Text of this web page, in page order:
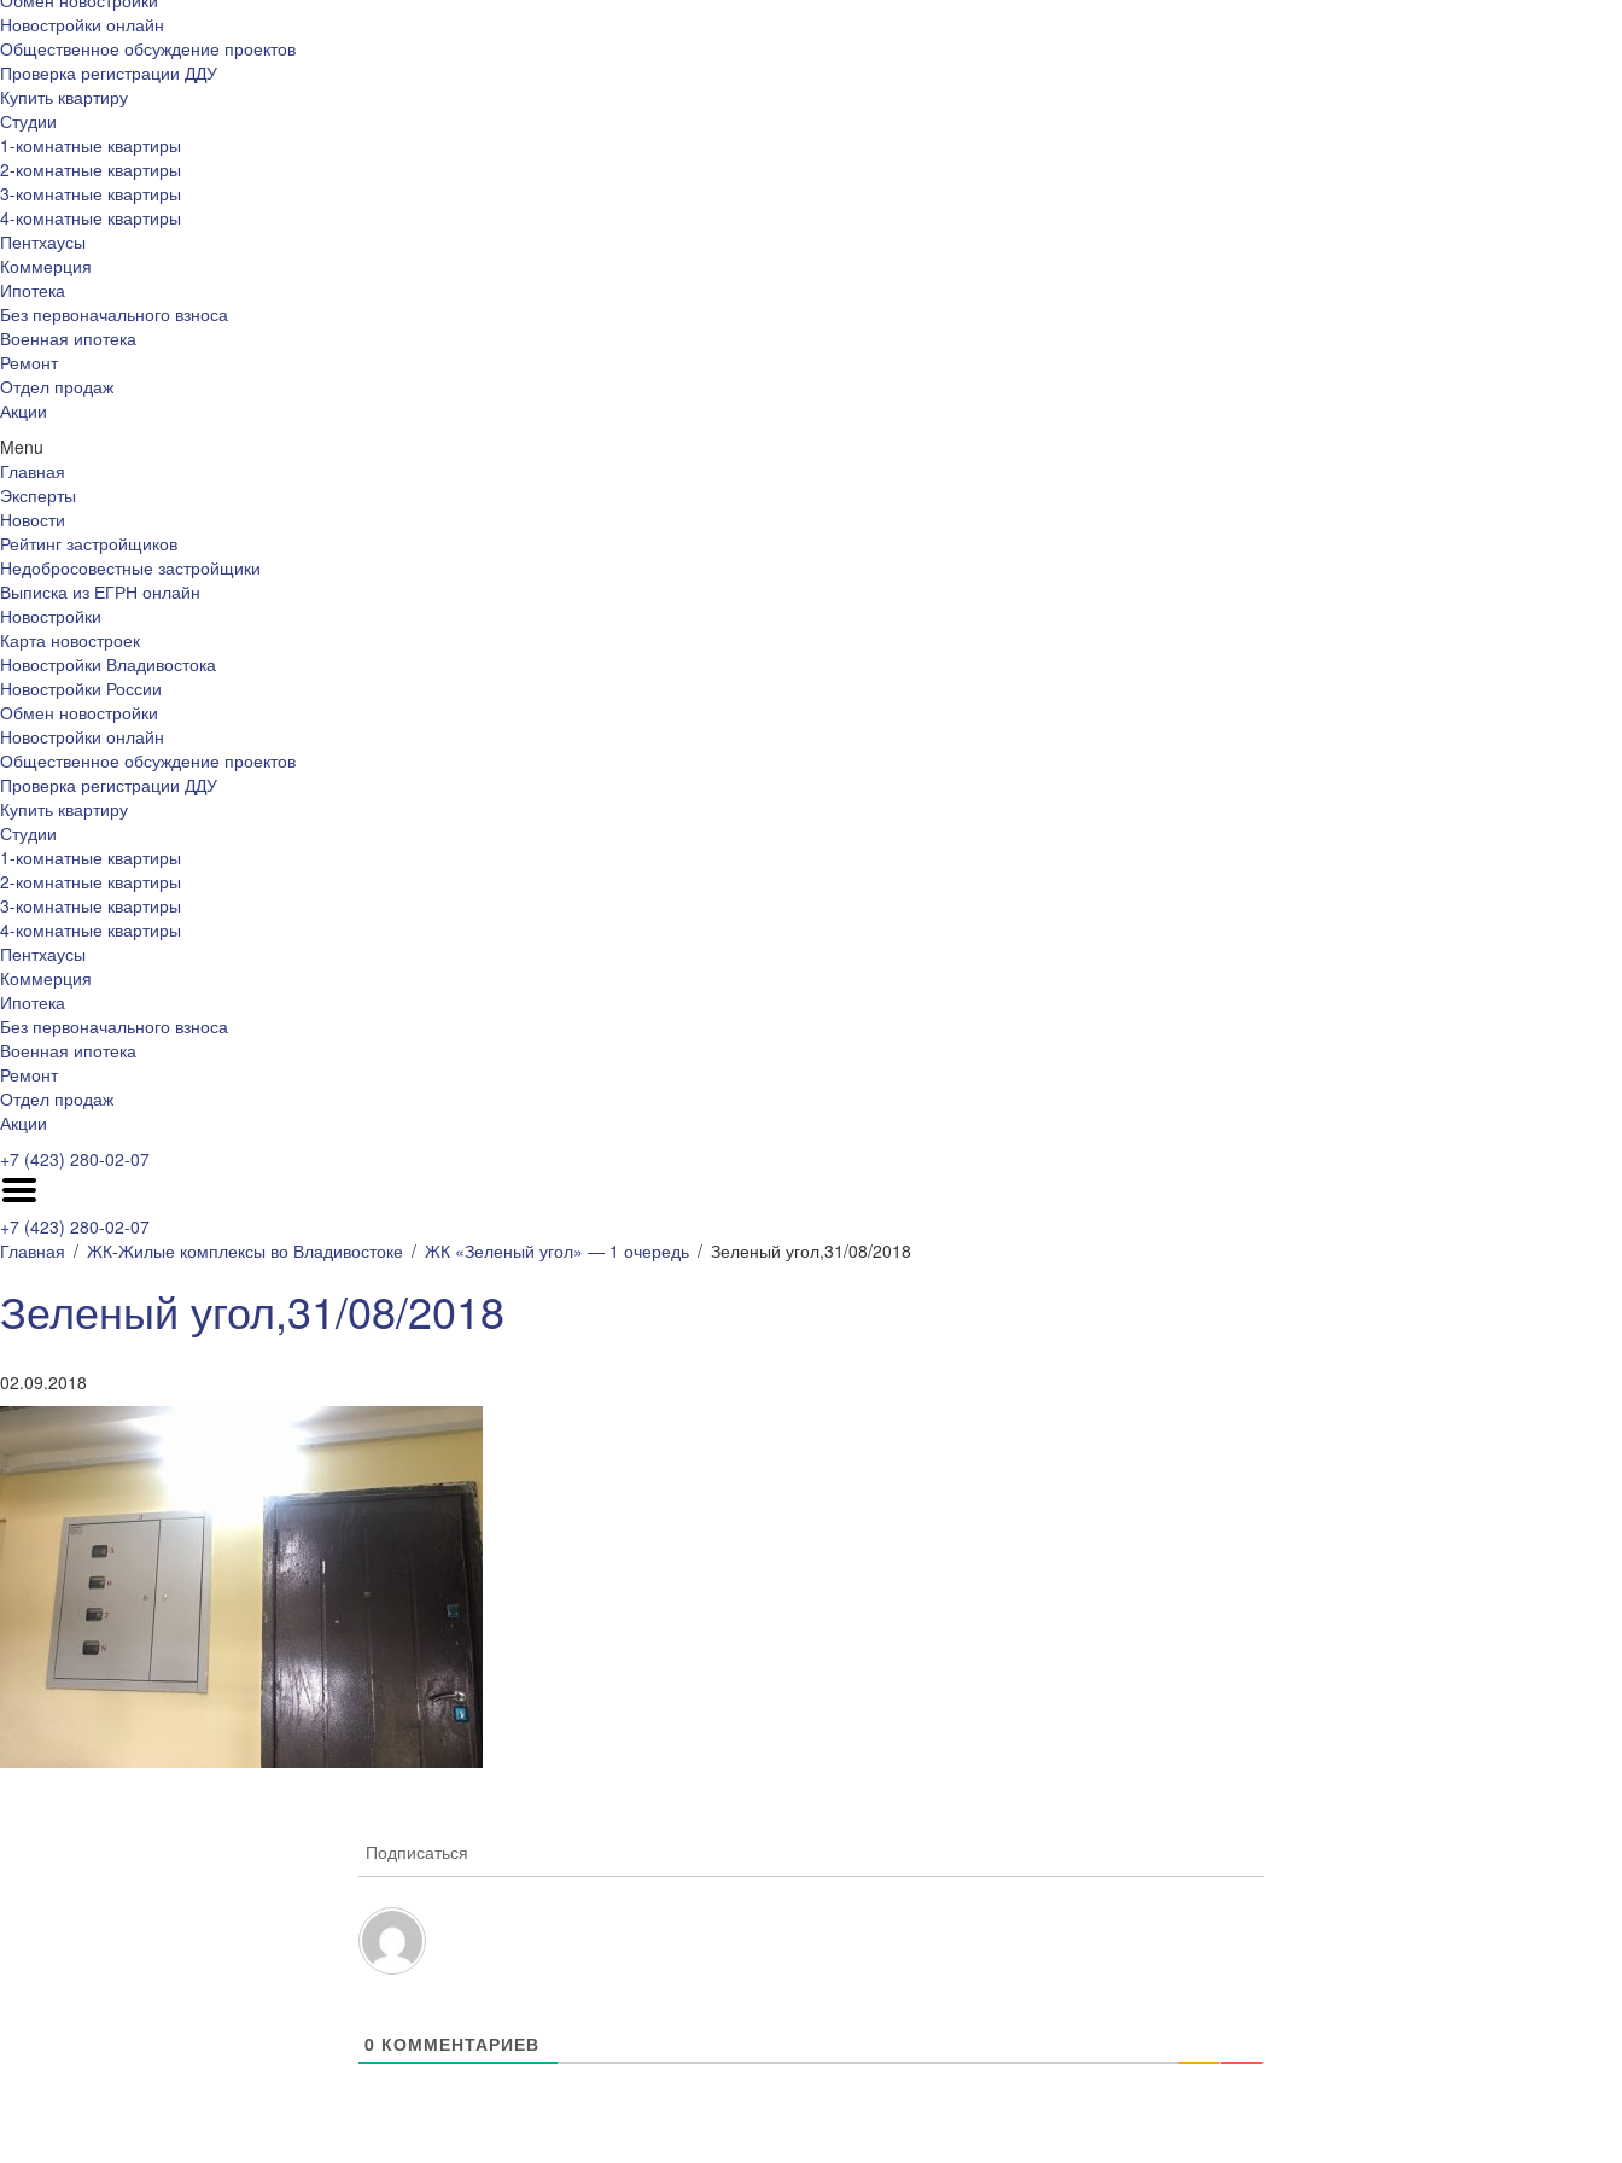
Новостройки онлайн
Общественное обсуждение проектов
Проверка регистрации ДДУ
Купить квартиру
Студии
1-комнатные квартиры
2-комнатные квартиры
3-комнатные квартиры
4-комнатные квартиры
Пентхаусы
Коммерция
Ипотека
Без первоначального взноса
Военная ипотека
Ремонт
Отдел продаж
Акции
Menu
Главная
Эксперты
Новости
Рейтинг застройщиков
Недобросовестные застройщики
Выписка из ЕГРН онлайн
Новостройки
Карта новостроек
Новостройки Владивостока
Новостройки России
Обмен новостройки
Новостройки онлайн
Общественное обсуждение проектов
Проверка регистрации ДДУ
Купить квартиру
Студии
1-комнатные квартиры
2-комнатные квартиры
3-комнатные квартиры
4-комнатные квартиры
Пентхаусы
Коммерция
Ипотека
Без первоначального взноса
Военная ипотека
Ремонт
Отдел продаж
Акции
+7 (423) 280-02-07
+7 (423) 280-02-07
Главная
ЖК-Жилые комплексы во Владивостоке ЖК «Зеленый угол» — 1 очередь Зеленый угол,31/08/2018
Зеленый угол,31/08/2018
02.09.2018
Подписаться
0 КОММЕНТАРИЕВ